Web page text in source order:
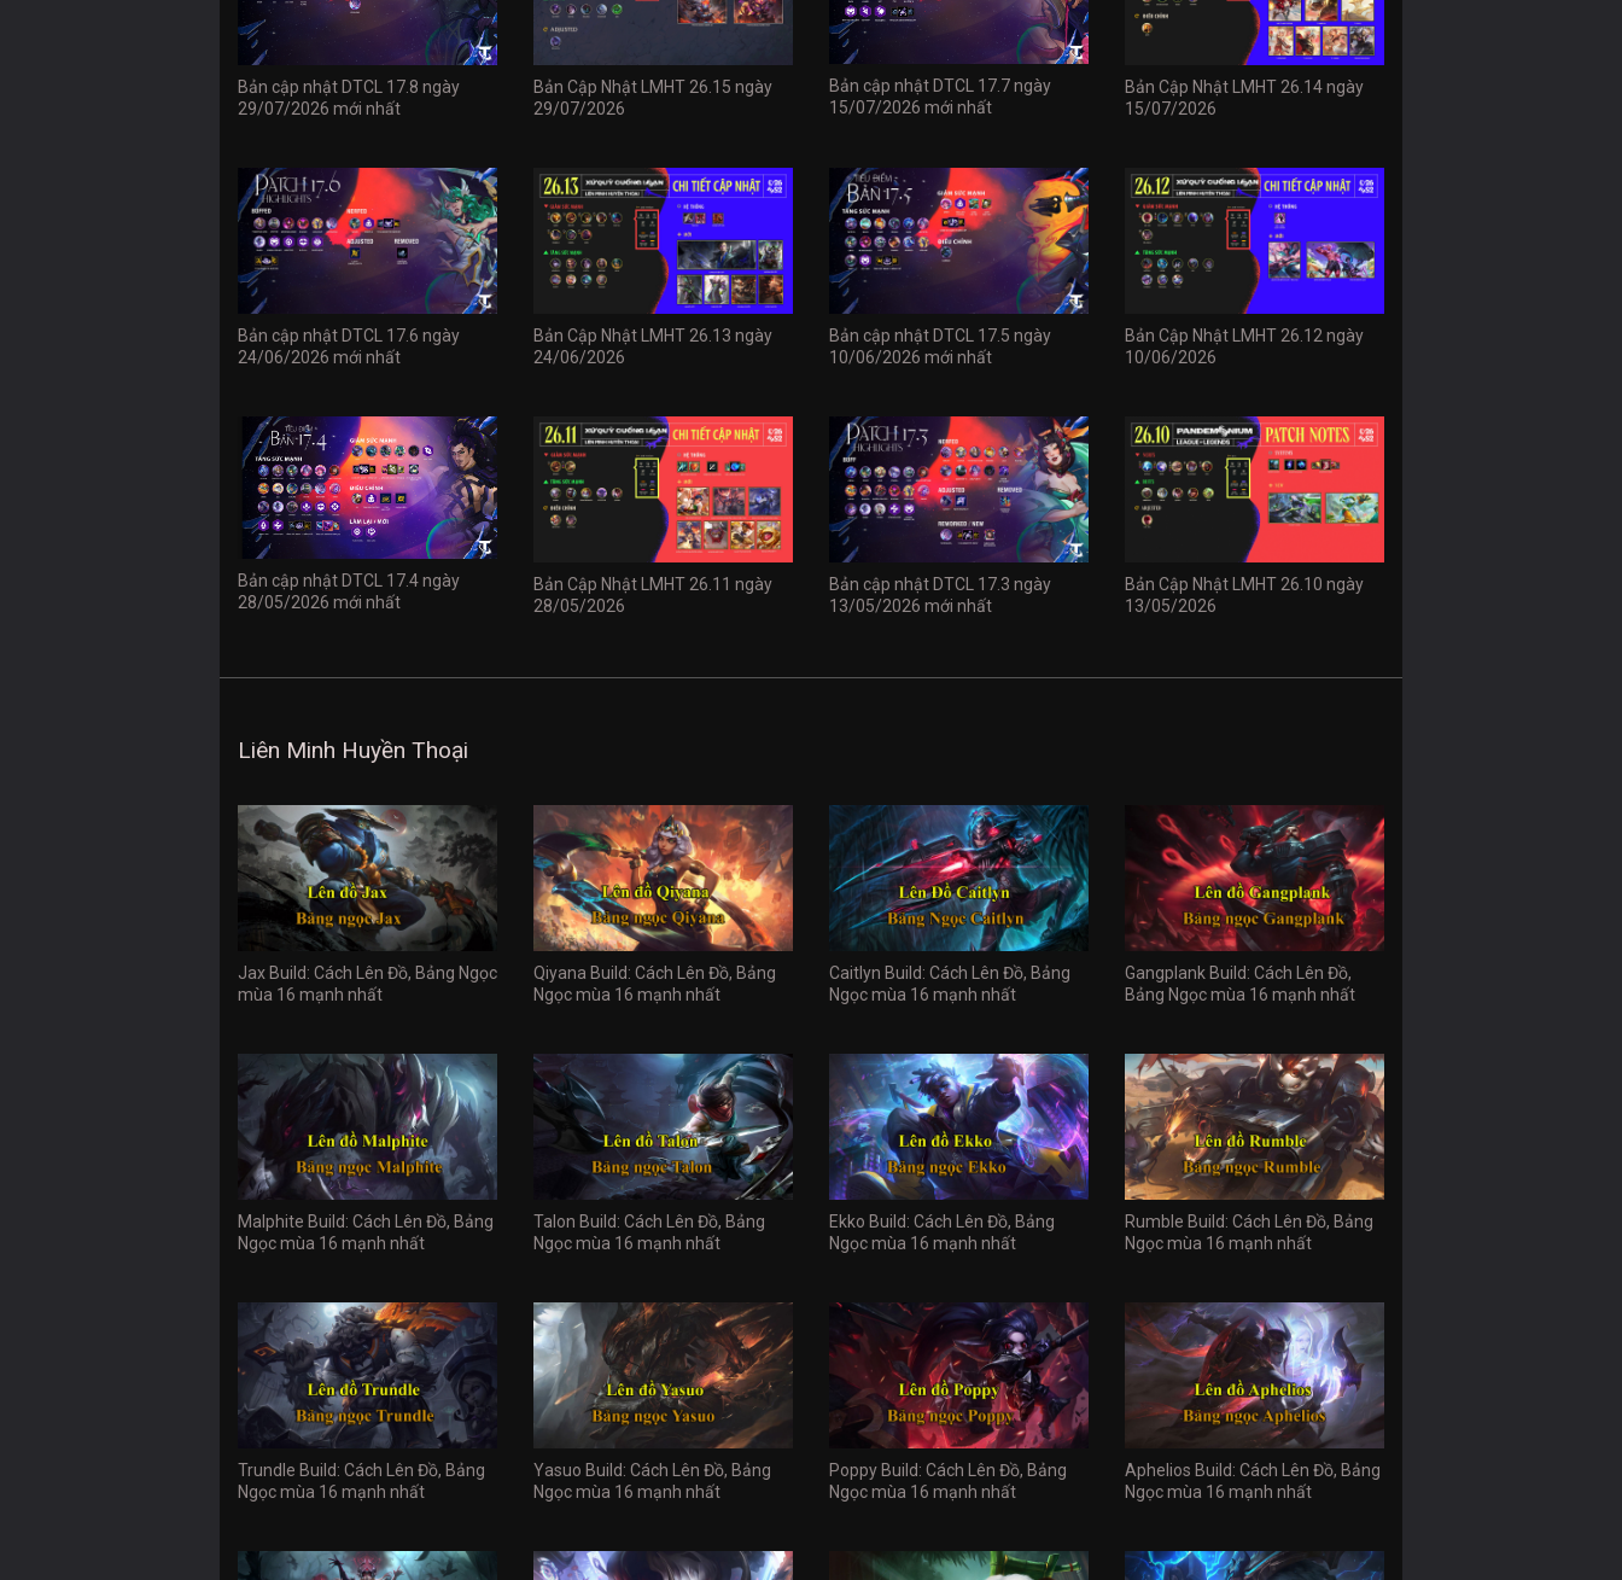
Bản cập nhật DTCL 17.8 ngày
29/07/2026 mới nhất
Bản Cập Nhật LMHT 26.15 ngày
29/07/2026
Bản cập nhật DTCL 17.7 ngày
15/07/2026 mới nhất
Bản Cập Nhật LMHT 26.14 ngày
15/07/2026
Bản cập nhật DTCL 17.6 ngày
24/06/2026 mới nhất
Bản Cập Nhật LMHT 26.13 ngày
24/06/2026
Bản cập nhật DTCL 17.5 ngày
10/06/2026 mới nhất
Bản Cập Nhật LMHT 26.12 ngày
10/06/2026
Bản cập nhật DTCL 17.4 ngày
28/05/2026 mới nhất
Bản Cập Nhật LMHT 26.11 ngày
28/05/2026
Bản cập nhật DTCL 17.3 ngày
13/05/2026 mới nhất
Bản Cập Nhật LMHT 26.10 ngày
13/05/2026
Liên Minh Huyền Thoại
Jax Build: Cách Lên Đồ, Bảng Ngọc
mùa 16 mạnh nhất
Qiyana Build: Cách Lên Đồ, Bảng
Ngọc mùa 16 mạnh nhất
Caitlyn Build: Cách Lên Đồ, Bảng
Ngọc mùa 16 mạnh nhất
Gangplank Build: Cách Lên Đồ,
Bảng Ngọc mùa 16 mạnh nhất
Malphite Build: Cách Lên Đồ, Bảng
Ngọc mùa 16 mạnh nhất
Talon Build: Cách Lên Đồ, Bảng
Ngọc mùa 16 mạnh nhất
Ekko Build: Cách Lên Đồ, Bảng
Ngọc mùa 16 mạnh nhất
Rumble Build: Cách Lên Đồ, Bảng
Ngọc mùa 16 mạnh nhất
Trundle Build: Cách Lên Đồ, Bảng
Ngọc mùa 16 mạnh nhất
Yasuo Build: Cách Lên Đồ, Bảng
Ngọc mùa 16 mạnh nhất
Poppy Build: Cách Lên Đồ, Bảng
Ngọc mùa 16 mạnh nhất
Aphelios Build: Cách Lên Đồ, Bảng
Ngọc mùa 16 mạnh nhất